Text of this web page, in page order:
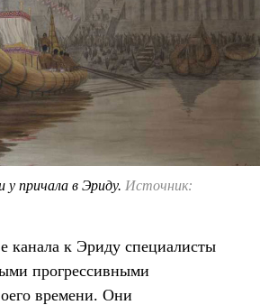
у причала в Эриду. Источник:
канала к Эриду специалисты
прогрессивными
времени. Они